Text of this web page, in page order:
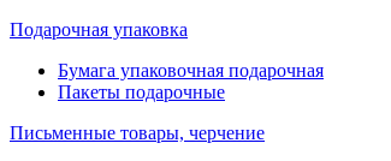
Подарочная упаковка
Бумага упаковочная подарочная
Пакеты подарочные
Письменные товары, черчение